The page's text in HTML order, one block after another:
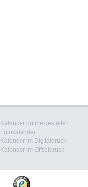
Kalender online gestalten
Fotokalender
Kalender im Digitaldruck
Kalender im Offsetdruck